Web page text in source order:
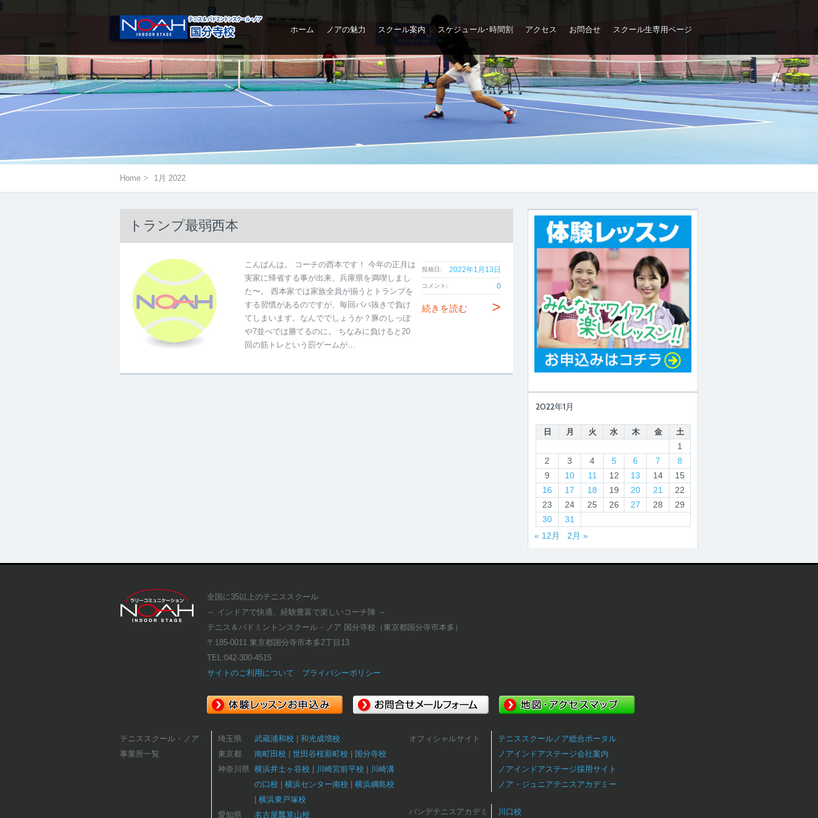
メニューは右にあるアイコンをタップ
ホーム ノアの魅力 スクール案内 スケジュール･時間割 アクセス お問合せ スクール生専用ページ
Home > 1月 2022
トランプ最弱西本
投稿日: 2022年1月13日
コメント: 0
続きを読む >
こんばんは。 コーチの西本です！ 今年の正月は
実家に帰省する事が出来、兵庫県を満喫しまし
た〜。 西本家では家族全員が揃うとトランプを
する習慣があるのですが、毎回ババ抜きで負け
てしまいます。なんででしょうか？豚のしっぽ
や7並べでは勝てるのに。 ちなみに負けると20
回の筋トレという罰ゲームが…
2022年1月
日 月 火 水 木 金 土
1
2
3 4 5 6 7
8
9
10 11 12 13 14
15
16
17 18 19 20 21
22
23
24 25 26 27 28
29
30
31
« 12月
2月 »
全国に35以上のテニススクール
～ インドアで快適、経験豊富で楽しいコーチ陣 ～
テニス＆バドミントンスクール・ノア 国分寺校（東京都国分寺市本多）
〒185-0011 東京都国分寺市本多2丁目13
TEL:042-300-4515
サイトのご利用について
プライバシーポリシー
テニススクール・ノア
事業所一覧
埼玉県 武蔵浦和校
和光成増校
東京都
南町田校 世田谷桜新町校
国分寺校
神奈川県 横浜井土ヶ谷校 川崎宮前平校
川崎溝
の口校
横浜センター南校
横浜綱島校
横浜東戸塚校
愛知県
名古屋瓢箪山校
オフィシャルサイト
テニススクールノア総合ポータル
ノアインドアステージ会社案内
ノアインドアステージ採用サイト
ノア・ジュニアテニスアカデミー
バンデテニスアカデミ 川口校